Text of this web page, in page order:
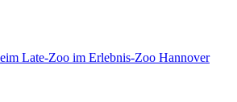
Late-Zoo im Erlebnis-Zoo Hannover